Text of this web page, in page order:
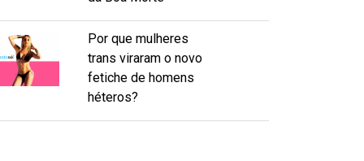
Por que mulheres
trans viraram o novo
fetiche de homens
héteros?